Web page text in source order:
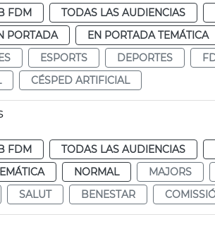
FDM TODAS LAS AUDIENCIAS
PORTADA EN PORTADA TEMÁTICA
ESPORTS DEPORTES
CÉSPED ARTIFICIAL
FDM TODAS LAS AUDIENCIAS
NORMAL MAJORS
SALUT BENESTAR